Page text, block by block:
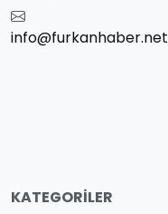
info@furkanhaber.net
KATEGORILER